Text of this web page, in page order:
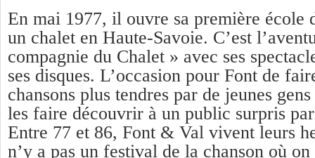
En mai 1977, il ouvre sa première école
un chalet en Haute-Savoie. C’est
compagnie du Chalet » avec ses
ses disques. L’occasion pour Font de
chansons plus tendres par de jeunes
les faire découvrir à un public surpris
Entre 77 et 86, Font & Val vivent leurs
n’y a pas un festival de la chanson où